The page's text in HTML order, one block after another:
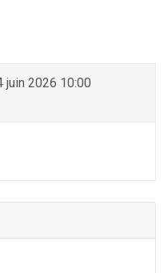
juin 2026 10:00